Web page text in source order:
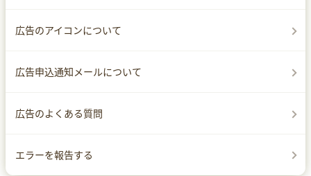
広告のアイコンについて
広告申込通知メールについて
広告のよくある質問
エラーを報告する